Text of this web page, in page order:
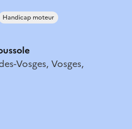
Handicap moteur
Vosges, Vosges,